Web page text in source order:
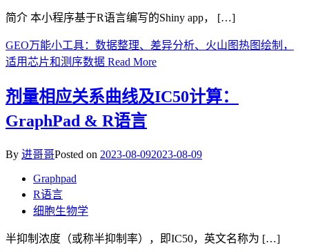
简介 本小程序基于R语言编写的Shiny app， […]
GEO万能小工具：数据整理、差异分析、火山图热图绘制，
适用芯片和测序数据 Read More
剂量相应关系曲线及IC50计算：
GraphPad & R语言
By 进哥哥Posted on 2023-08-092023-08-09
Graphpad
R语言
细胞生物学
半抑制浓度（或称半抑制率），即IC50，英文名称为 […]